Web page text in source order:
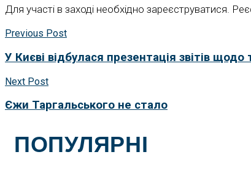
Для участі в заході необхідно зареєструватися.
Previous Post
У Києві відбулася презентація звітів
Next Post
Єжи Таргальського не стало
ПОПУЛЯРНІ